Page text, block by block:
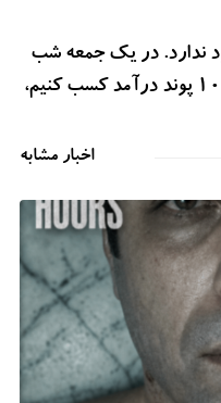
ندارد. در یک جمعه شب
می‌توانستیم در طی 4 تا 5 ساعت 100 پوند درآمد کسب کنیم،
اخبار مشابه